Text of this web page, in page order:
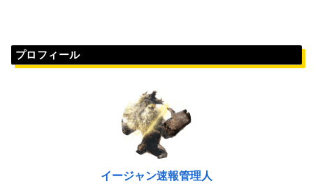
プロフィール
イージャン速報管理人